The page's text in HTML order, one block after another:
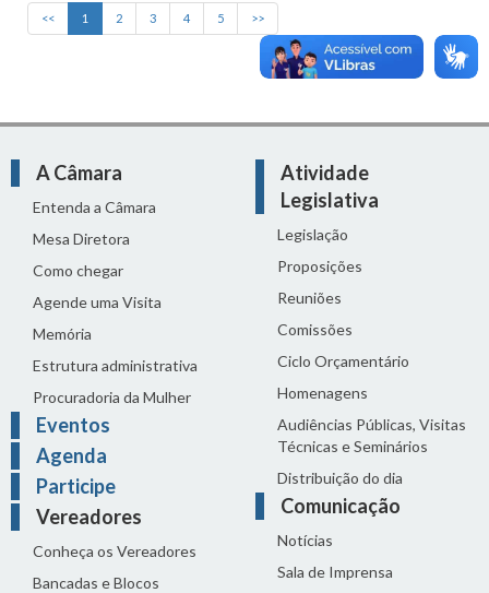
<< 1 2 3 4 5 >>
A Câmara
Entenda a Câmara
Mesa Diretora
Como chegar
Agende uma Visita
Memória
Estrutura administrativa
Procuradoria da Mulher
Eventos
Agenda
Participe
Vereadores
Conheça os Vereadores
Bancadas e Blocos
Atividade
Legislativa
Legislação
Proposições
Reuniões
Comissões
Ciclo Orçamentário
Homenagens
Audiências Públicas, Visitas
Técnicas e Seminários
Distribuição do dia
Comunicação
Notícias
Sala de Imprensa